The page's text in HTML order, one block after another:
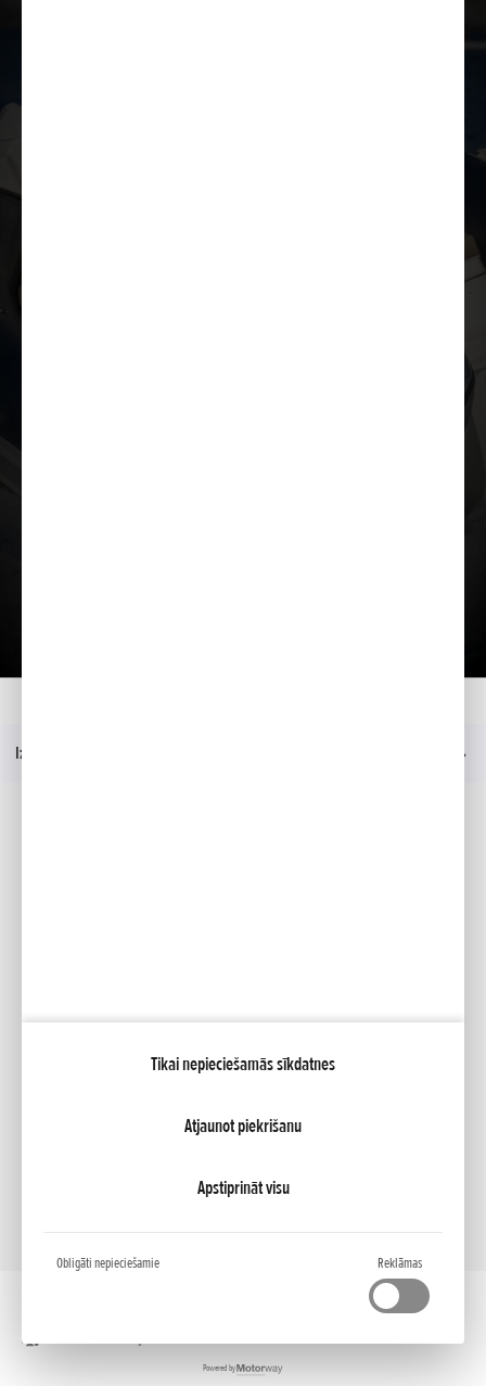
Tikai nepieciešamās sīkdatnes
Atjaunot piekrišanu
Apstiprināt visu
Obligāti nepieciešamie Reklāmas
Izvēlne
Powered by